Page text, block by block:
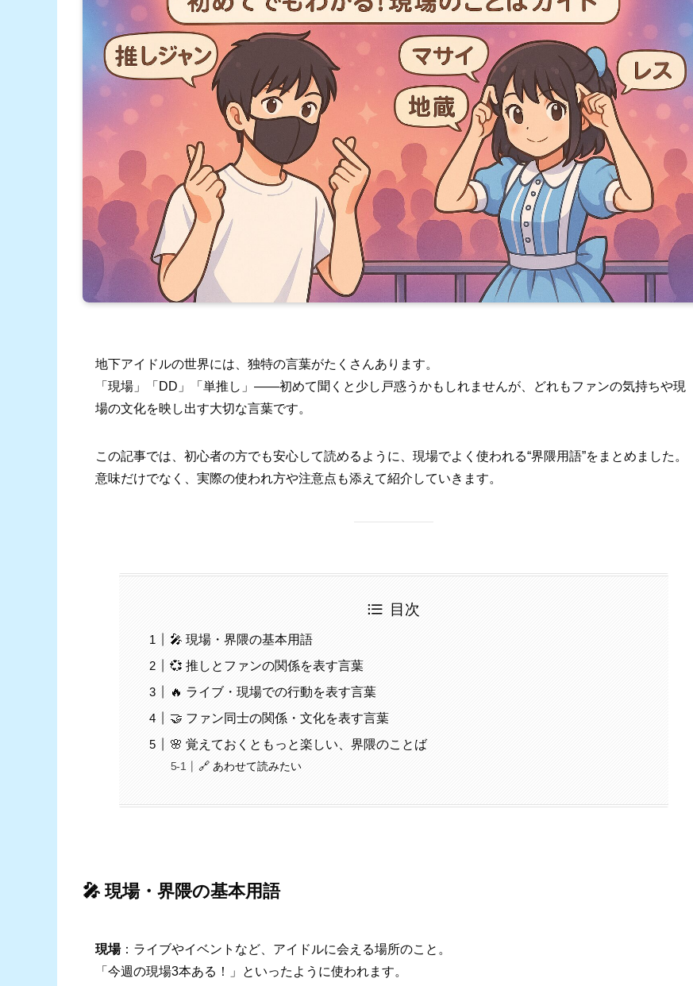
地下アイドルの世界には、独特の言葉がたくさんあります。
「現場」「DD」「単推し」――初めて聞くと少し戸惑うかもしれませんが、どれもファンの気持ちや現
場の文化を映し出す大切な言葉です。
この記事では、初心者の方でも安心して読めるように、現場でよく使われる“界隈用語”をまとめました。
意味だけでなく、実際の使われ方や注意点も添えて紹介していきます。
目次
🎤 現場・界隈の基本用語
💞 推しとファンの関係を表す言葉
🔥 ライブ・現場での行動を表す言葉
🤝 ファン同士の関係・文化を表す言葉
🌸 覚えておくともっと楽しい、界隈のことば
🔗 あわせて読みたい
🎤 現場・界隈の基本用語
現場：ライブやイベントなど、アイドルに会える場所のこと。
「今週の現場3本ある！」といったように使われます。